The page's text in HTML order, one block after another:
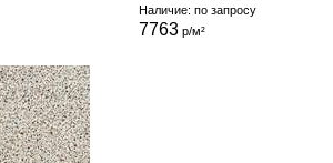
Наличие: по запросу
7763р/м²